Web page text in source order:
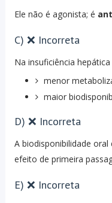
Ele não é agonista; é
C) ❌ Incorreta
Na insuficiência
menor
maior
D) ❌ Incorreta
A biodisponibilidade
efeito de primeira
E) ❌ Incorreta